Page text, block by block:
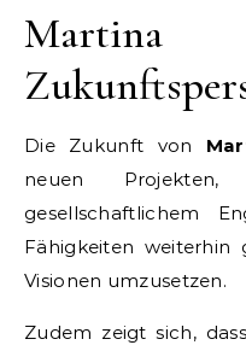
Die Zukunft von
neuen
gesellschaftlichem
Fähigkeiten weiterhin
Visionen umzusetzen.
Zudem zeigt sich,